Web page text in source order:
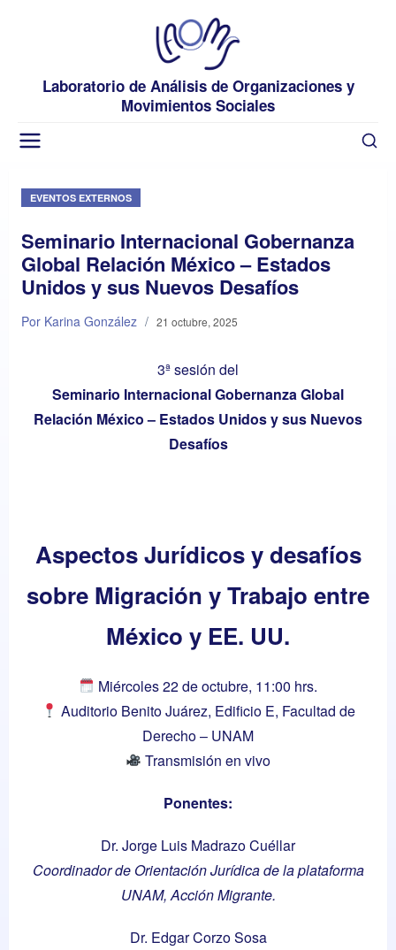
Laboratorio de Análisis de Organizaciones y
Movimientos Sociales
EVENTOS EXTERNOS
Seminario Internacional Gobernanza
Global Relación México – Estados
Unidos y sus Nuevos Desafíos
Por Karina González / 21 octubre, 2025
3ª sesión del
Seminario Internacional Gobernanza Global
Relación México – Estados Unidos y sus Nuevos
Desafíos
Aspectos Jurídicos y desafíos
sobre Migración y Trabajo entre
México y EE. UU.
Miércoles 22 de octubre, 11:00 hrs.
Auditorio Benito Juárez, Edificio E, Facultad de
Derecho – UNAM
Transmisión en vivo
Ponentes:
Dr. Jorge Luis Madrazo Cuéllar
Coordinador de Orientación Jurídica de la plataforma
UNAM, Acción Migrante.
Dr. Edgar Corzo Sosa